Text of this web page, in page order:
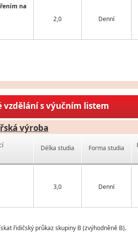
na
2,0 Denní
s výučním listem
výroba
Délka studia Forma studia
3,0 Denní
řidičský průkaz skupiny B (zvýhodněně B).